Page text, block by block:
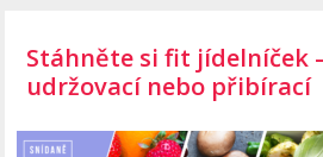
Stáhněte si fit jídelníček
udržovací nebo přibírací